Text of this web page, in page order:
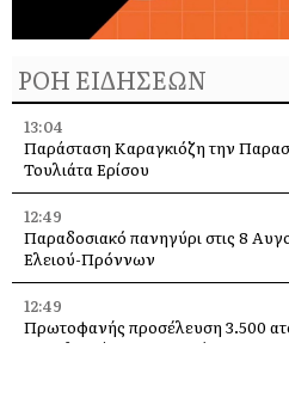
ΡΟΗ ΕΙΔΗΣΕΩΝ
13:04
Παράσταση Καραγκιόζη την
Τουλιάτα Ερίσου
12:49
Παραδοσιακό πανηγύρι στις 8
Ελειού-Πρόννων
12:49
Πρωτοφανής προσέλευση 3.500
Κεφαλονιάς στο πανηγύρι του